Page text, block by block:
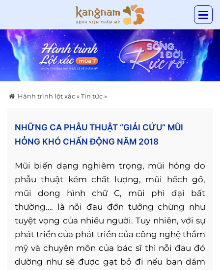
Hành trình lột xác»Tin tức»
NHỮNG CA PHẪU THUẬT “GIẢI CỨU” MŨI
HỎNG KHÓ CHẤN ĐỘNG NĂM 2018
Mũi biến dạng nghiêm trọng, mũi hỏng do
phẫu thuật kém chất lượng, mũi hếch gồ,
mũi dong hình chữ C, mũi phì đại bất
thường…. là nỗi đau đớn tưởng chừng như
tuyệt vọng của nhiều người. Tuy nhiên, với sự
phát triển của phát triển của công nghệ thẩm
mỹ và chuyên môn của bác sĩ thì nỗi đau đó
dường như sẽ được gạt bỏ đi nếu bạn dám